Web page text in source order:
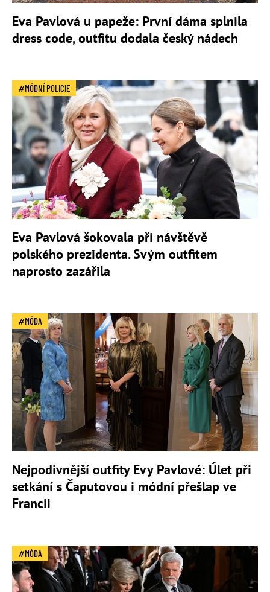
Eva Pavlová u papeže: První dáma splnila
dress code, outfitu dodala český nádech
MÓDNÍ POLICIE
Eva Pavlová šokovala při návštěvě
polského prezidenta. Svým outfitem
naprosto zazářila
MÓDA
Nejpodivnější outfity Evy Pavlové: Úlet při
setkání s Čaputovou i módní přešlap ve
Francii
MÓDA